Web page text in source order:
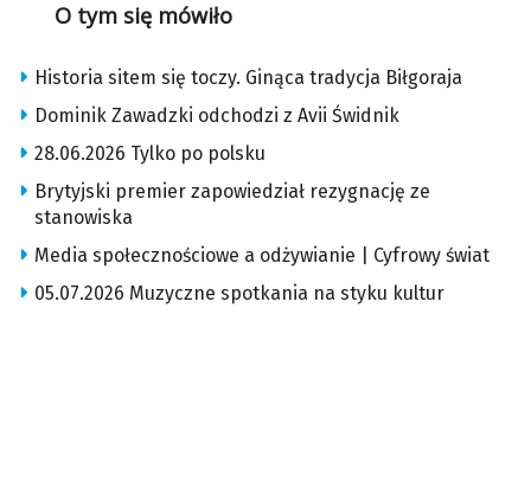
O tym się mówiło
Historia sitem się toczy. Ginąca tradycja Biłgoraja
Dominik Zawadzki odchodzi z Avii Świdnik
28.06.2026 Tylko po polsku
Brytyjski premier zapowiedział rezygnację ze
stanowiska
Media społecznościowe a odżywianie | Cyfrowy świat
05.07.2026 Muzyczne spotkania na styku kultur